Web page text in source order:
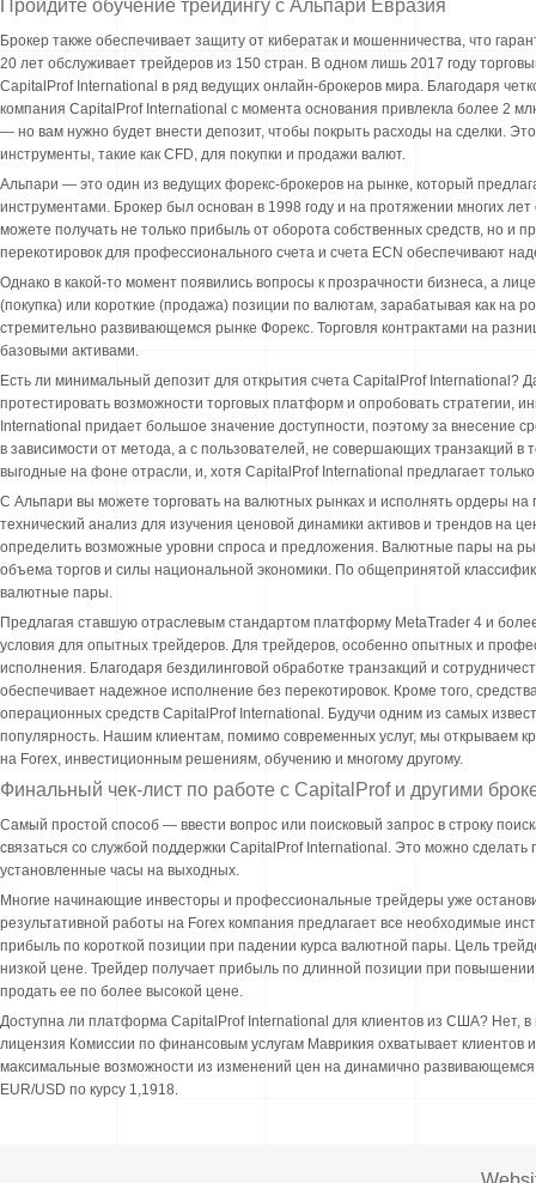
Пройдите обучение трейдингу с Альпари Евразия
Брокер также обеспечивает защиту от кибератак и мошенничества, что
20 лет обслуживает трейдеров из 150 стран. В одном лишь 2017 году
CapitalProf International в ряд ведущих онлайн-брокеров мира. Благодаря
компания CapitalProf International с момента основания привлекла более 2
— но вам нужно будет внести депозит, чтобы покрыть расходы на сделки.
инструменты, такие как CFD, для покупки и продажи валют.
Альпари — это один из ведущих форекс-брокеров на рынке, который
инструментами. Брокер был основан в 1998 году и на протяжении многих
можете получать не только прибыль от оборота собственных средств, но и
перекотировок для профессионального счета и счета ECN обеспечивают
Однако в какой-то момент появились вопросы к прозрачности бизнеса, а
(покупка) или короткие (продажа) позиции по валютам, зарабатывая как на
стремительно развивающемся рынке Форекс. Торговля контрактами на
базовыми активами.
Есть ли минимальный депозит для открытия счета CapitalProf
протестировать возможности торговых платформ и опробовать стратегии,
International придает большое значение доступности, поэтому за внесение
в зависимости от метода, а с пользователей, не совершающих транзакций
выгодные на фоне отрасли, и, хотя CapitalProf International предлагает
С Альпари вы можете торговать на валютных рынках и исполнять ордеры
технический анализ для изучения ценовой динамики активов и трендов
определить возможные уровни спроса и предложения. Валютные пары на
объема торгов и силы национальной экономики. По общепринятой
валютные пары.
Предлагая ставшую отраслевым стандартом платформу MetaTrader 4 и
условия для опытных трейдеров. Для трейдеров, особенно опытных и
исполнения. Благодаря бездилинговой обработке транзакций и
обеспечивает надежное исполнение без перекотировок. Кроме того,
операционных средств CapitalProf International. Будучи одним из самых
популярность. Нашим клиентам, помимо современных услуг, мы открываем
на Forex, инвестиционным решениям, обучению и многому другому.
Финальный чек-лист по работе с CapitalProf и другими
Самый простой способ ― ввести вопрос или поисковый запрос в строку
связаться со службой поддержки CapitalProf International. Это можно
установленные часы на выходных.
Многие начинающие инвесторы и профессиональные трейдеры уже
результативной работы на Forex компания предлагает все необходимые
прибыль по короткой позиции при падении курса валютной пары. Цель
низкой цене. Трейдер получает прибыль по длинной позиции при
продать ее по более высокой цене.
Доступна ли платформа CapitalProf International для клиентов из США?
лицензия Комиссии по финансовым услугам Маврикия охватывает
максимальные возможности из изменений цен на динамично
EUR/USD по курсу 1,1918.